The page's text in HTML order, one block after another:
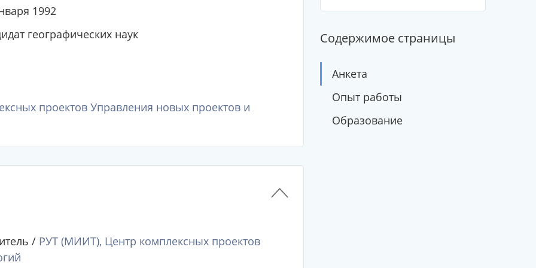
1992
географических наук
проектов Управления новых проектов и
/ РУТ (МИИТ), Центр комплексных проектов
Содержимое страницы
Анкета
Опыт работы
Образование